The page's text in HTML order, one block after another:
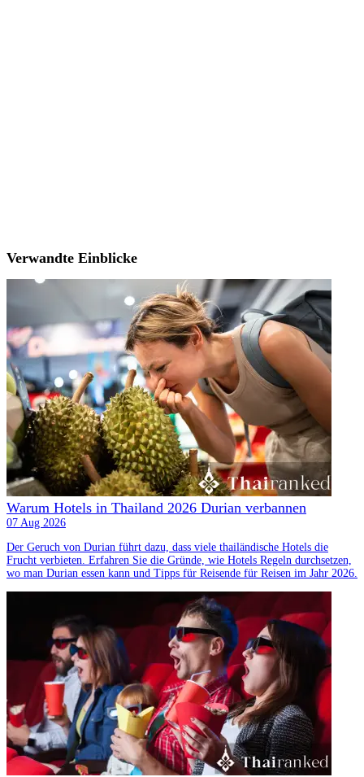
Verwandte Einblicke
Warum Hotels in Thailand 2026 Durian verbannen
07 Aug 2026
Der Geruch von Durian führt dazu, dass viele thailändische Hotels die
Frucht verbieten. Erfahren Sie die Gründe, wie Hotels Regeln durchsetzen,
wo man Durian essen kann und Tipps für Reisende für Reisen im Jahr 2026.